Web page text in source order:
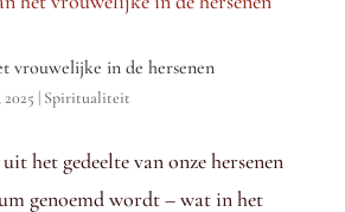
vrouwelijke in de hersenen
2025 | Spiritualiteit
het gedeelte van onze hersenen
genoemd wordt – wat in het